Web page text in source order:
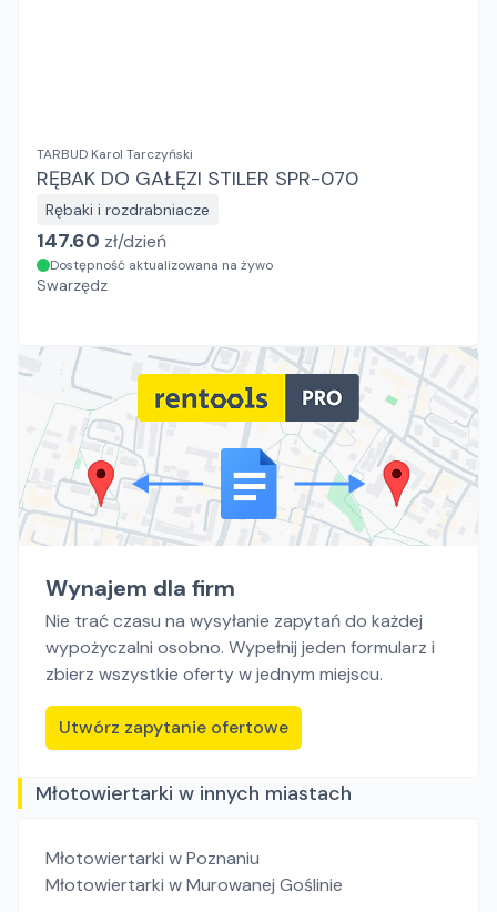
TARBUD Karol Tarczyński
RĘBAK DO GAŁĘZI STILER SPR-070
Rębaki i rozdrabniacze
147.60 zł/dzień
Dostępność aktualizowana na żywo
Swarzędz
Wynajem dla firm
Nie trać czasu na wysyłanie zapytań do każdej
wypożyczalni osobno. Wypełnij jeden formularz i
zbierz wszystkie oferty w jednym miejscu.
Utwórz zapytanie ofertowe
Młotowiertarki w innych miastach
Młotowiertarki w Poznaniu
Młotowiertarki w Murowanej Goślinie